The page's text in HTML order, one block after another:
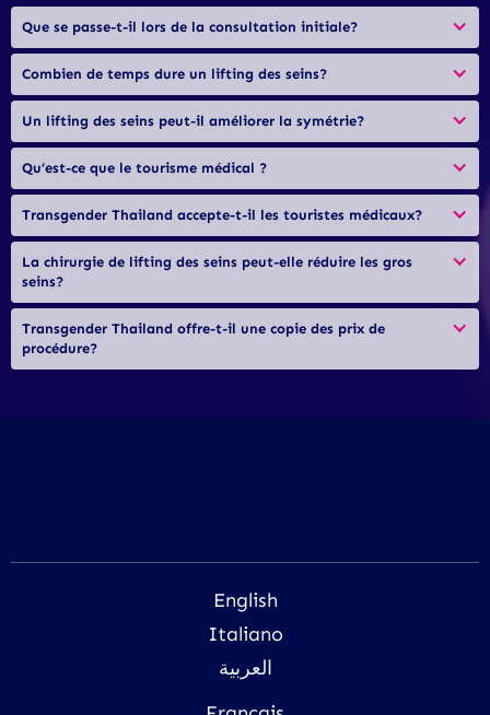
Que se passe-t-il lors de la consultation initiale?
Combien de temps dure un lifting des seins?
Un lifting des seins peut-il améliorer la symétrie?
Qu’est-ce que le tourisme médical ?
Transgender Thailand accepte-t-il les touristes médicaux?
La chirurgie de lifting des seins peut-elle réduire les gros
seins?
Transgender Thailand offre-t-il une copie des prix de
procédure?
English
Italiano
العربية